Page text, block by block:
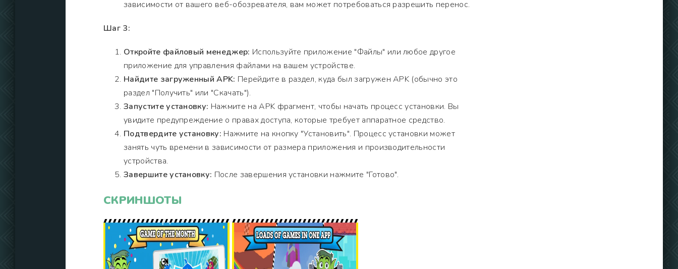
зависимости от вашего веб-обозревателя, вам может потребоваться разрешить перенос.
Шаг 3:
Откройте файловый менеджер: Используйте приложение "Файлы" или любое другое
приложение для управления файлами на вашем устройстве.
Найдите загруженный APK: Перейдите в раздел, куда был загружен APK (обычно это
раздел "Получить" или "Скачать").
Запустите установку: Нажмите на APK фрагмент, чтобы начать процесс установки. Вы
увидите предупреждение о правах доступа, которые требует аппаратное средство.
Подтвердите установку: Нажмите на кнопку "Установить". Процесс установки может
занять чуть времени в зависимости от размера приложения и производительности
устройства.
Завершите установку: После завершения установки нажмите "Готово".
СКРИНШОТЫ